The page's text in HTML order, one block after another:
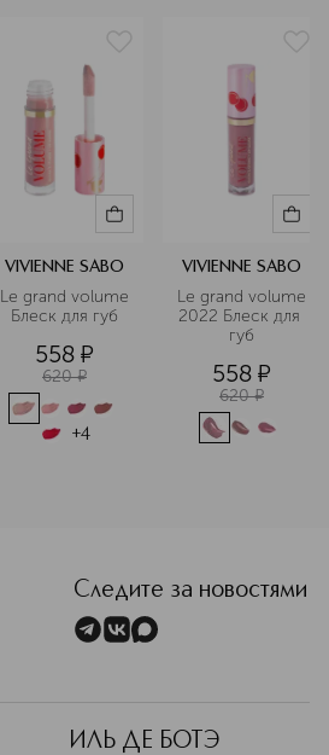
VIVIENNE SABO
Le grand volume
Блеск для губ
558 ¤
620 ¤
+4
VIVIENNE SABO
Le grand volume
2022 Блеск для
губ
558 ¤
620 ¤
Следите за новостями
ИЛЬ ДЕ БОТЭ